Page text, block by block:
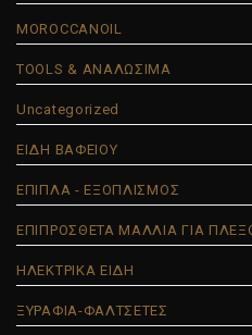
MOROCCANOIL
TOOLS & ΑΝΑΛΩΣΙΜΑ
Uncategorized
ΕΙΔΗ ΒΑΦΕΙΟΥ
ΕΠΙΠΛΑ - ΕΞΟΠΛΙΣΜΟΣ
ΕΠΙΠΡΟΣΘΕΤΑ ΜΑΛΛΙΑ ΓΙΑ
ΗΛΕΚΤΡΙΚΑ ΕΙΔΗ
ΞΥΡΑΦΙΑ-ΦΑΛΤΣΕΤΕΣ